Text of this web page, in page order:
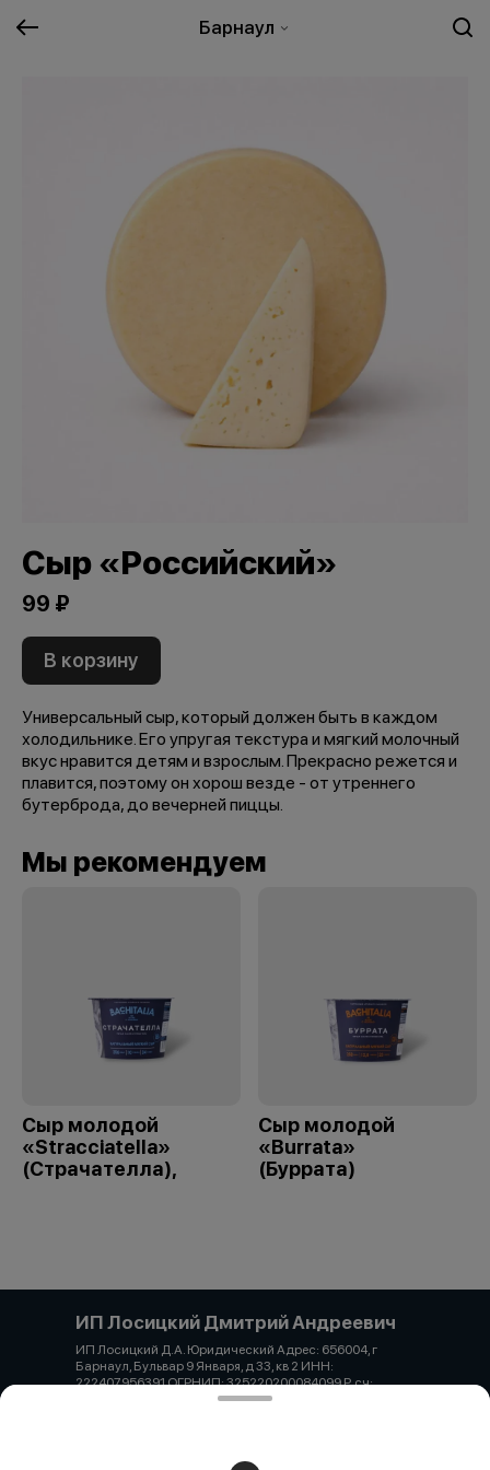
Барнаул
Сыр «Российский»
99 ₽
В корзину
Универсальный сыр, который должен быть в каждом
холодильнике. Его упругая текстура и мягкий молочный
вкус нравится детям и взрослым. Прекрасно режется и
плавится, поэтому он хорош везде - от утреннего
бутерброда, до вечерней пиццы.
Мы рекомендуем
Сыр молодой
«Stracciatella»
(Страчателла),
Сыр молодой
«Burrata»
(Буррата)
ИП Лосицкий Дмитрий Андреевич
ИП Лосицкий Д.А. Юридический Адрес: 656004, г
Барнаул, Бульвар 9 Января, д 33, кв 2 ИНН:
222407956391 ОГРНИП: 325220200084099 Р. сч:
40802810502740004399 АЛТАЙСКОЕ ОТДЕЛЕНИЕ